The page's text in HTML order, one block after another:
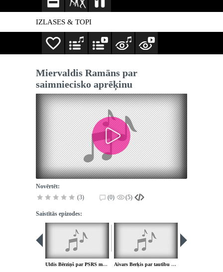
IZLASES & TOPI
Miervaldis Ramāns par
saimniecisko aprēķinu
Novērtēt:
(3)
(0) (5)
Saistītās epizodes:
Uldis Bērziņš par PSRS mazo tautu izzušanu Aivars Berķis par tautību konfrontāciju